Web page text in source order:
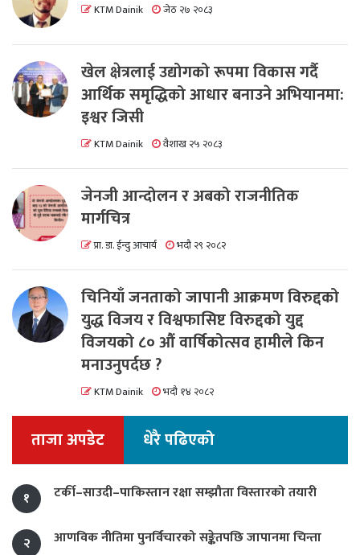
KTM Dainik जेठ २७ २०८३
खेल क्षेत्रलाई उद्योगको रूपमा विकास गर्दै
आर्थिक समृद्धिको आधार बनाउने अभियानमा:
इश्वर जिसी
KTM Dainik वैशाख २५ २०८३
जेनजी आन्दोलन र अबको राजनीतिक
मार्गचित्र
प्रा. डा. ईन्दु आचार्य भदौ २९ २०८२
चिनियाँ जनताको जापानी आक्रमण विरुद्दको
युद्ध विजय र विश्वफासिष्ट विरुद्दको युद्द
विजयको ८० औं वार्षिकोत्सव हामीले किन
मनाउनुपर्दछ ?
KTM Dainik भदौ १४ २०८२
ताजा अपडेट धेरै पढिएको
१ टर्की–साउदी–पाकिस्तान रक्षा सम्झौता विस्तारको तयारी
२ आणविक नीतिमा पुनर्विचारको सङ्केतपछि जापानमा चिन्ता